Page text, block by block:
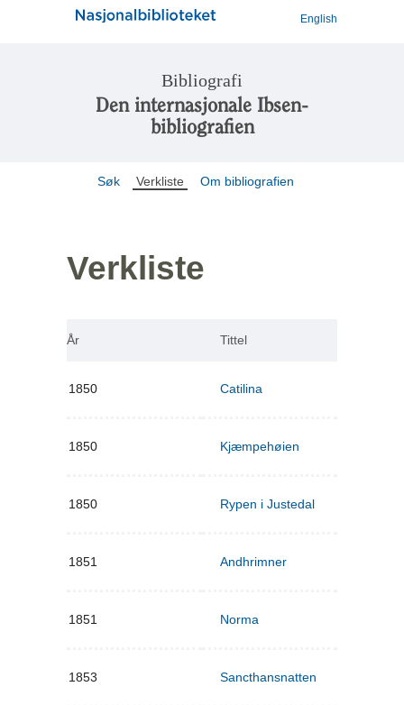
English
Bibliografi
Den internasjonale Ibsen-
bibliografien
Søk Verkliste Om bibliografien
Verkliste
År Tittel
1850 Catilina
1850 Kjæmpehøien
1850 Rypen i Justedal
1851 Andhrimner
1851 Norma
1853 Sancthansnatten